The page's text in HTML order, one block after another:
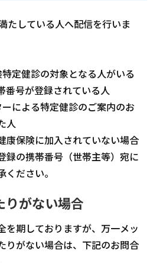
たしている人へ配信を行いま
定健診の対象となる人がいる
番号が登録されている人
による特定健診のご案内のお
人
保険に加入されていない場合
録の携帯番号（世帯主等）宛に
ださい。
りがない場合
を期しておりますが、万一メッ
りがない場合は、下記のお問合